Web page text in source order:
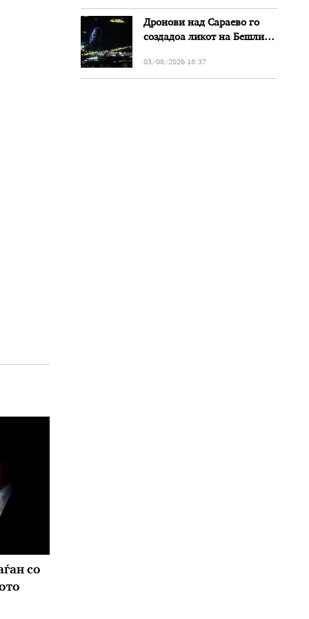
со
Дронови над Сараево го
создадоа ликот на Бешлиќ
нивниот дует
03/08/2026 18:37